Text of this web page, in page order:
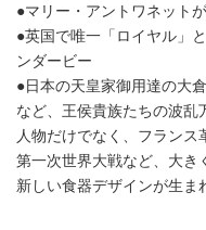
●マリー・アントワネット
●英国で唯一「ロイヤル」
ンダービー
●日本の天皇家御用達の大
など、王侯貴族たちの波乱
人物だけでなく、フランス
第一次世界大戦など、大き
新しい食器デザインが生ま